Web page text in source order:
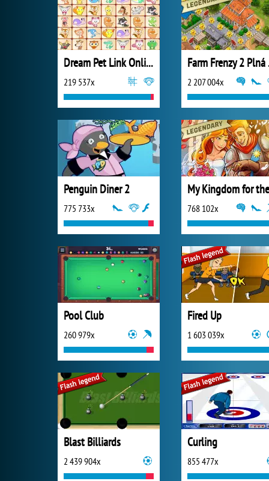
Dream Pet Link Online
219 537x 2 207 004x
Penguin Diner 2
775 733x 768 102x
Pool Club
260 979x
Fired Up
1 603 039x
Blast Billiards
2 439 904x
Curling
855 477x